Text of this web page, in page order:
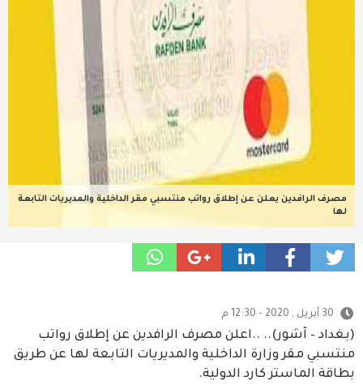
مصرف الرافدين يعلن عن إطلاق رواتب منتسبي مقر الداخلية والمديريات التابعة
لها
30 أبريل , 2020 - 12:30 م
(بغداد – آشور).. ..اعلن مصرف الرافدين عن إطلاق رواتب
منتسبي مقر وزارة الداخلية والمديريات التابعة لها عن طريق
بطاقة الماستر كارد الدولية.
عامة ومنوعات
طب وصحة